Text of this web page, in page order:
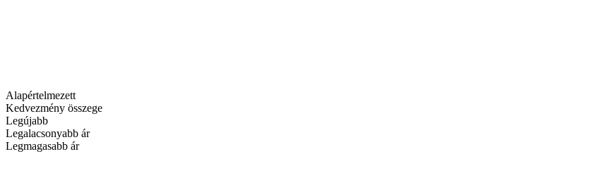
Alapértelmezett
Kedvezmény összege
Legújabb
Legalacsonyabb ár
Legmagasabb ár